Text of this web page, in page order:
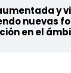
y
nuevas
en el